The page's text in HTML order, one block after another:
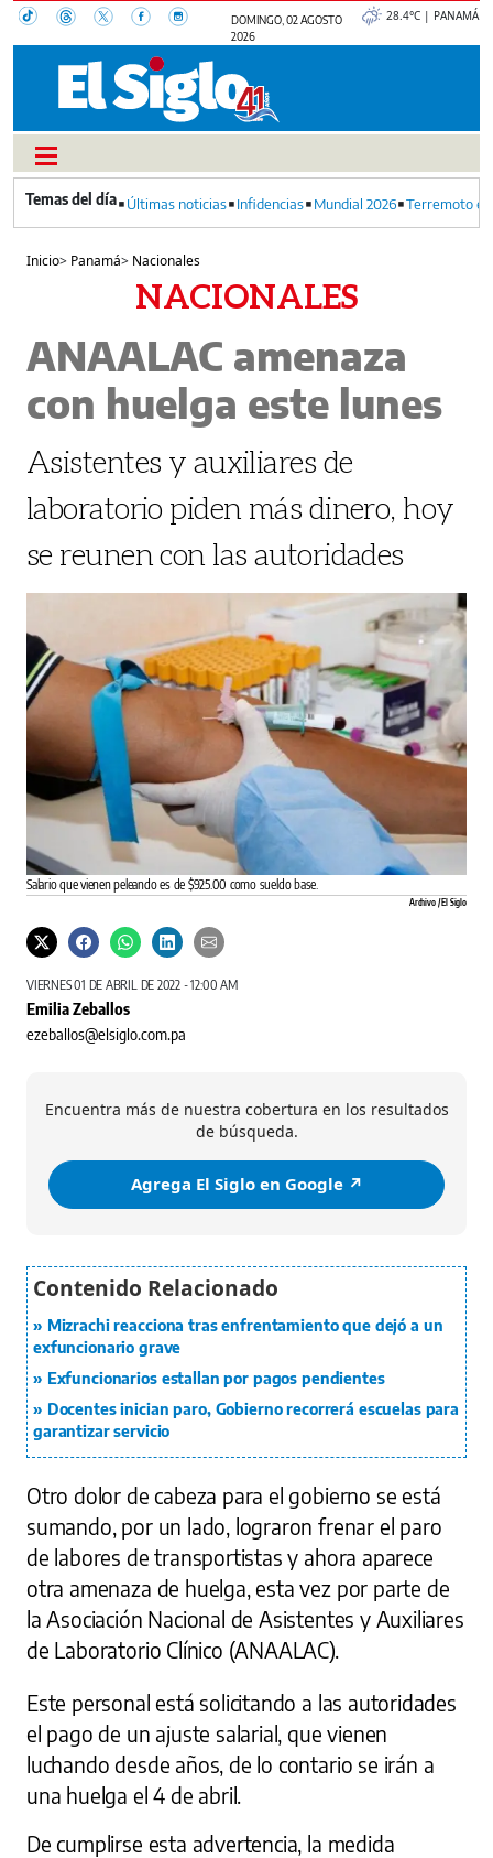
DOMINGO, 02 AGOSTO
2026
28.4°C | PANAMÁ
Últimas noticias Infidencias Mundial 2026 Terremoto
Inicio> Panamá> Nacionales
NACIONALES
ANAALAC amenaza
con huelga este lunes
Asistentes y auxiliares de
laboratorio piden más dinero, hoy
se reunen con las autoridades
Salario que vienen peleando es de $925.00 como sueldo base.
Archivo / El Siglo
VIERNES 01 DE ABRIL DE 2022 - 12:00 AM
Emilia Zeballos
ezeballos@elsiglo.com.pa
Encuentra más de nuestra cobertura en los resultados
de búsqueda.
Agrega El Siglo en Google ↗️
Mizrachi reacciona tras enfrentamiento que dejó a un
exfuncionario grave
Exfuncionarios estallan por pagos pendientes
Docentes inician paro, Gobierno recorrerá escuelas para
garantizar servicio
Otro dolor de cabeza para el gobierno se está
sumando, por un lado, lograron frenar el paro
de labores de transportistas y ahora aparece
otra amenaza de huelga, esta vez por parte de
la Asociación Nacional de Asistentes y Auxiliares
de Laboratorio Clínico (ANAALAC).
Este personal está solicitando a las autoridades
el pago de un ajuste salarial, que vienen
luchando desde años, de lo contario se irán a
una huelga el 4 de abril.
De cumplirse esta advertencia, la medida